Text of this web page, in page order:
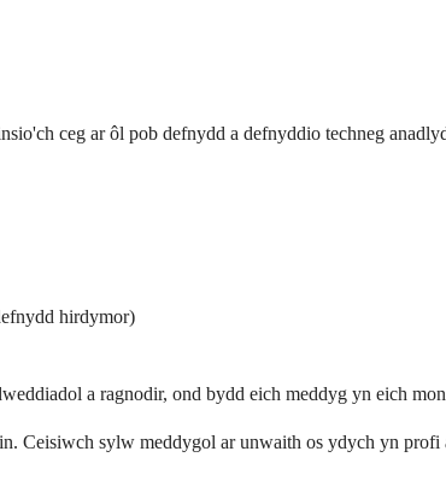
ceg ar ôl pob defnydd a defnyddio techneg
hirdymor)
a ragnodir, ond bydd eich meddyg yn eich
Ceisiwch sylw meddygol ar unwaith os ydych yn